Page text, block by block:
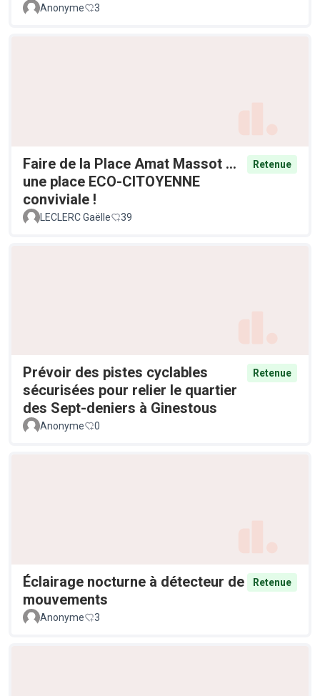
Anonyme 3
Faire de la Place Amat Massot ...
une place ECO-CITOYENNE
conviviale !
Retenue
LECLERC Gaëlle 39
Prévoir des pistes cyclables
sécurisées pour relier le quartier
des Sept-deniers à Ginestous
Retenue
Anonyme 0
Éclairage nocturne à détecteur de
mouvements
Retenue
Anonyme 3